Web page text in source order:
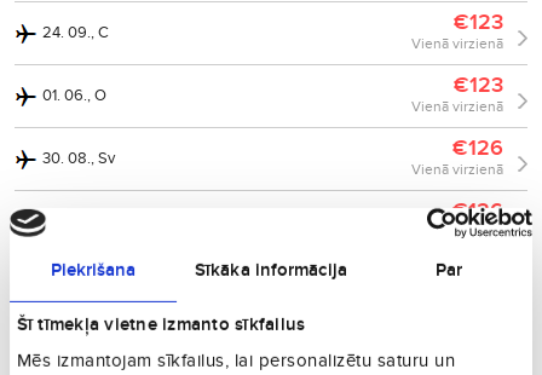
Piekrišana Sīkāka informācija Par
Šī tīmekļa vietne izmanto sīkfailus
Mēs izmantojam sīkfailus, lai personalizētu saturu un
24. 09., C €123
Vienā virzienā
01. 06., O €123
Vienā virzienā
30. 08., Sv €126
Vienā virzienā
27. 10., O €126
Vienā virzienā
€130
Vienā virzienā